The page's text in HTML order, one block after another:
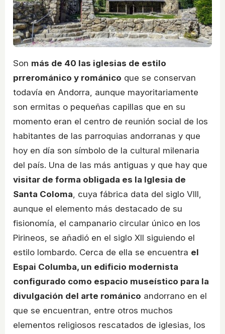
Son más de 40 las iglesias de estilo
prrerománico y románico que se conservan
todavía en Andorra, aunque mayoritariamente
son ermitas o pequeñas capillas que en su
momento eran el centro de reunión social de los
habitantes de las parroquias andorranas y que
hoy en día son símbolo de la cultural milenaria
del país. Una de las más antiguas y que hay que
visitar de forma obligada es la Iglesia de
Santa Coloma, cuya fábrica data del siglo VIII,
aunque el elemento más destacado de su
fisionomía, el campanario circular único en los
Pirineos, se añadió en el siglo XII siguiendo el
estilo lombardo. Cerca de ella se encuentra el
Espai Columba, un edificio modernista
configurado como espacio museístico para la
divulgación del arte románico andorrano en el
que se encuentran, entre otros muchos
elementos religiosos rescatados de iglesias, los